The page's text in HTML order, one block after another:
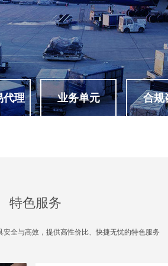
代理 业务单元 合规
特色服务
安全与高效，提供高性价比、快捷无忧的特色服务